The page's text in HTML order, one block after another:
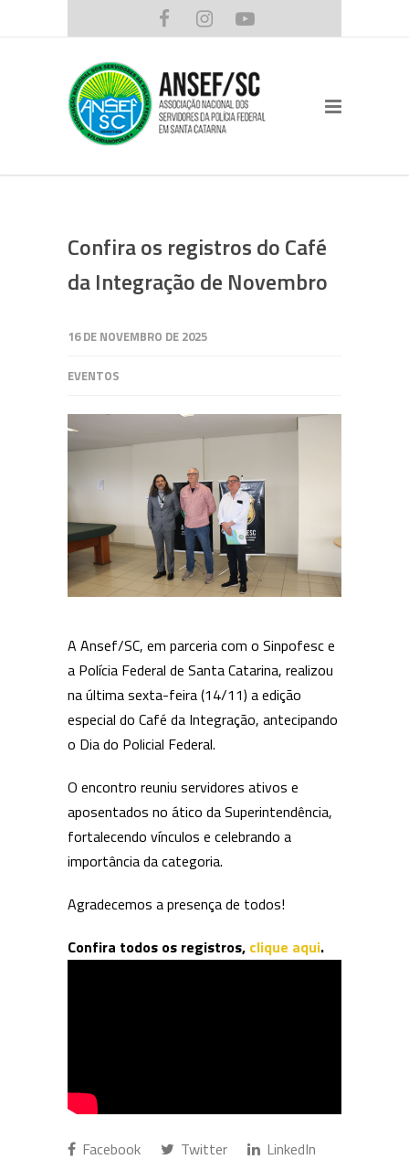
Confira os registros do Café
da Integração de Novembro
16 DE NOVEMBRO DE 2025
EVENTOS
A Ansef/SC, em parceria com o Sinpofesc e
a Polícia Federal de Santa Catarina, realizou
na última sexta-feira (14/11) a edição
especial do Café da Integração, antecipando
o Dia do Policial Federal.
O encontro reuniu servidores ativos e
aposentados no ático da Superintendência,
fortalecendo vínculos e celebrando a
importância da categoria.
Agradecemos a presença de todos!
Confira todos os registros, clique aqui.
Facebook Twitter LinkedIn